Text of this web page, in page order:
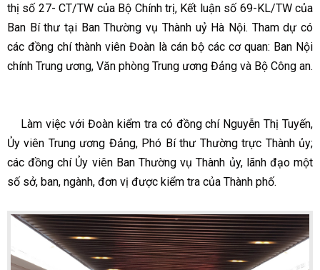
thị số 27- CT/TW của Bộ Chính trị, Kết luận số 69-KL/TW của
Ban Bí thư tại Ban Thường vụ Thành uỷ Hà Nội. Tham dự có
các đồng chí thành viên Đoàn là cán bộ các cơ quan: Ban Nội
chính Trung ương, Văn phòng Trung ương Đảng và Bộ Công an.
Làm việc với Đoàn kiểm tra có đồng chí Nguyễn Thị Tuyến,
Ủy viên Trung ương Đảng, Phó Bí thư Thường trực Thành ủy;
các đồng chí Ủy viên Ban Thường vụ Thành ủy, lãnh đạo một
số sở, ban, ngành, đơn vị được kiểm tra của Thành phố.